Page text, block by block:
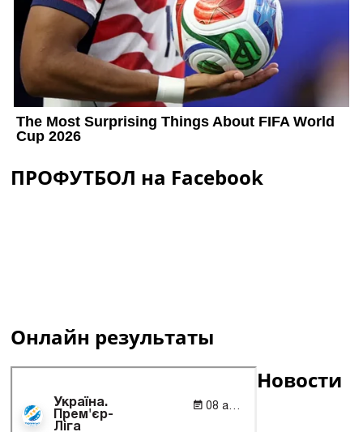
ПРОФУТБОЛ на Facebook
Онлайн результаты
Новости